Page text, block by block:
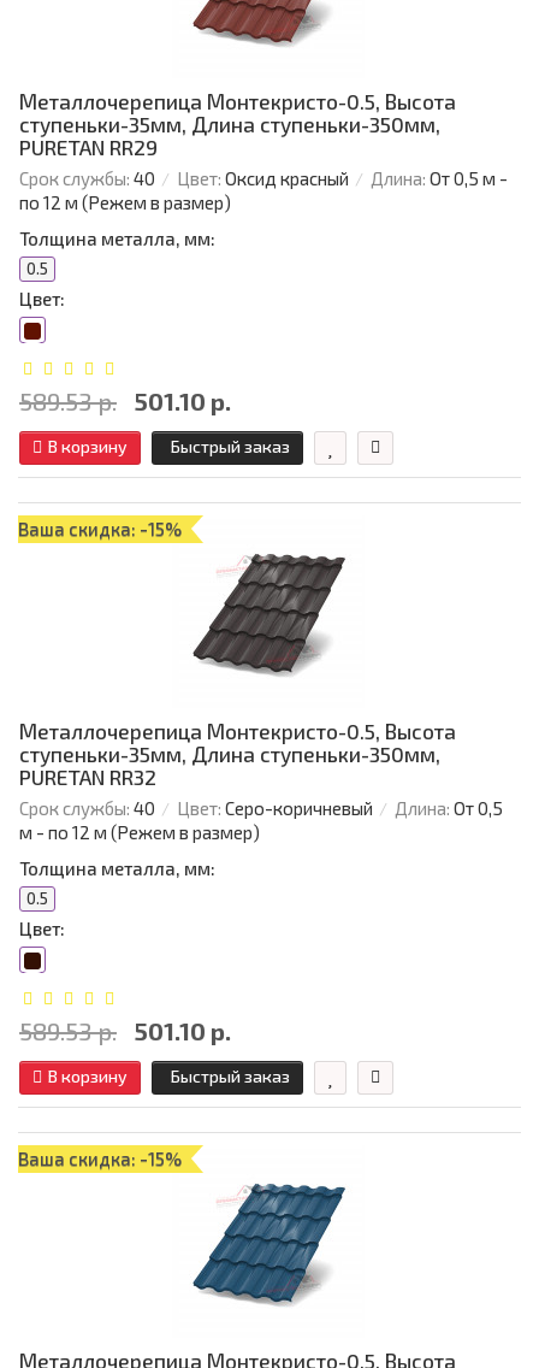
Металлочерепица Монтекристо-0.5, Высота
ступеньки-35мм, Длина ступеньки-350мм,
PURETAN RR29
Срок службы: 40 Цвет: Оксид красный Длина: От 0,5 м -
по 12 м (Режем в размер)
Толщина металла, мм:
0.5
Цвет:
589.53 р. 501.10 р.
В корзину Быстрый заказ
Ваша скидка: -15%
Металлочерепица Монтекристо-0.5, Высота
ступеньки-35мм, Длина ступеньки-350мм,
PURETAN RR32
Срок службы: 40 Цвет: Серо-коричневый Длина: От 0,5
м - по 12 м (Режем в размер)
Толщина металла, мм:
0.5
Цвет:
589.53 р. 501.10 р.
В корзину Быстрый заказ
Ваша скидка: -15%
Металлочерепица Монтекристо-0.5, Высота